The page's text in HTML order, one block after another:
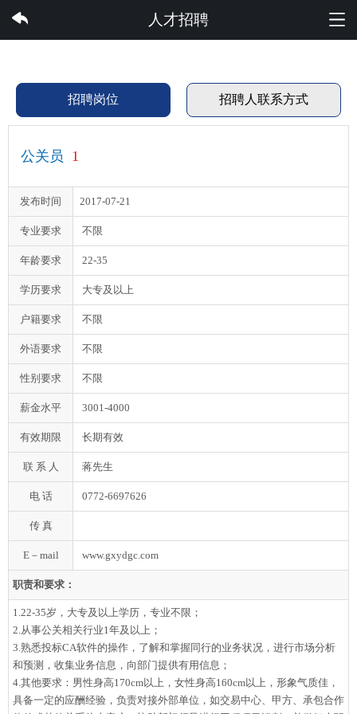
世界杯体育集团有限公司
人才招聘
招聘岗位 招聘人联系方式
公关员 1
发布时间 2017-07-21
专业要求 不限
年龄要求 22-35
学历要求 大专及以上
户籍要求 不限
外语要求 不限
性别要求 不限
薪金水平 3001-4000
有效期限 长期有效
联 系 人 蒋先生
电 话 0772-6697626
传 真
E－mail www.gxydgc.com
职责和要求：
1.22-35岁，大专及以上学历，专业不限；
2.从事公关相关行业1年及以上；
3.熟悉投标CA软件的操作，了解和掌握同行的业务状况，进行市场分析
和预测，收集业务信息，向部门提供有用信息；
4.其他要求：男性身高170cm以上，女性身高160cm以上，形象气质佳，
具备一定的应酬经验，负责对接外部单位，如交易中心、甲方、承包合作